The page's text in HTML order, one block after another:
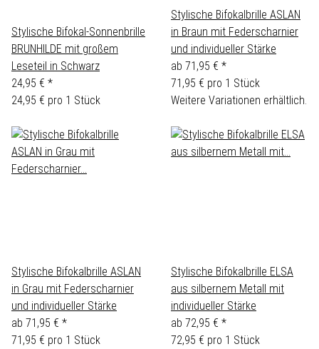
Stylische Bifokal-Sonnenbrille
BRUNHILDE mit großem
Leseteil in Schwarz
24,95 € *
24,95 € pro 1 Stück
Stylische Bifokalbrille ASLAN
in Braun mit Federscharnier
und individueller Stärke
ab 71,95 € *
71,95 € pro 1 Stück
Weitere Variationen erhältlich.
Stylische Bifokalbrille ASLAN
in Grau mit Federscharnier
und individueller Stärke
ab 71,95 € *
71,95 € pro 1 Stück
Stylische Bifokalbrille ELSA
aus silbernem Metall mit
individueller Stärke
ab 72,95 € *
72,95 € pro 1 Stück